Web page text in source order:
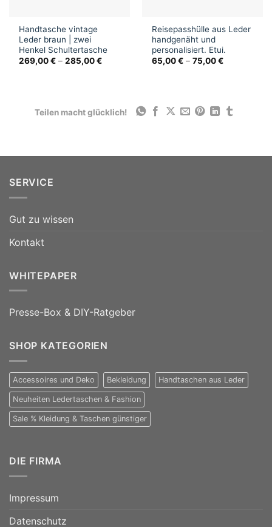
Handtasche vintage
Leder braun | zwei
Henkel Schultertasche
269,00€ –285,00€
Reisepasshülle aus Leder
handgenäht und
personalisiert. Etui.
65,00€ –75,00€
Teilen macht glücklich!
SERVICE
Gut zu wissen
Kontakt
WHITEPAPER
Presse-Box & DIY-Ratgeber
SHOP KATEGORIEN
Accessoires und Deko Bekleidung Handtaschen aus Leder
Neuheiten Ledertaschen & Fashion
Sale % Kleidung & Taschen günstiger
DIE FIRMA
Impressum
Datenschutz